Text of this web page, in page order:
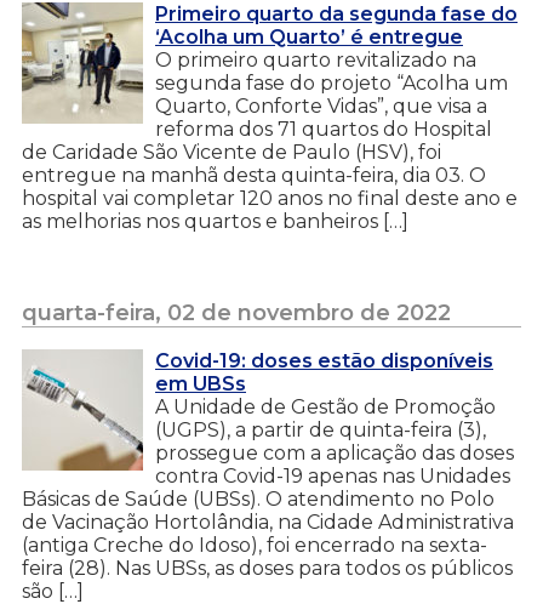
Primeiro quarto da segunda fase do
‘Acolha um Quarto’ é entregue
O primeiro quarto revitalizado na
segunda fase do projeto “Acolha um
Quarto, Conforte Vidas”, que visa a
reforma dos 71 quartos do Hospital
de Caridade São Vicente de Paulo (HSV), foi
entregue na manhã desta quinta-feira, dia 03. O
hospital vai completar 120 anos no final deste ano e
as melhorias nos quartos e banheiros […]
quarta-feira, 02 de novembro de 2022
Covid-19: doses estão disponíveis
em UBSs
A Unidade de Gestão de Promoção
(UGPS), a partir de quinta-feira (3),
prossegue com a aplicação das doses
contra Covid-19 apenas nas Unidades
Básicas de Saúde (UBSs). O atendimento no Polo
de Vacinação Hortolândia, na Cidade Administrativa
(antiga Creche do Idoso), foi encerrado na sexta-
feira (28). Nas UBSs, as doses para todos os públicos
são […]